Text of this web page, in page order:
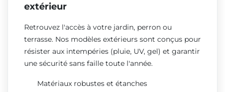
extérieur
Retrouvez l'accès à votre jardin, perron ou
terrasse. Nos modèles extérieurs sont conçus pour
résister aux intempéries (pluie, UV, gel) et garantir
une sécurité sans faille toute l'année.
Matériaux robustes et étanches